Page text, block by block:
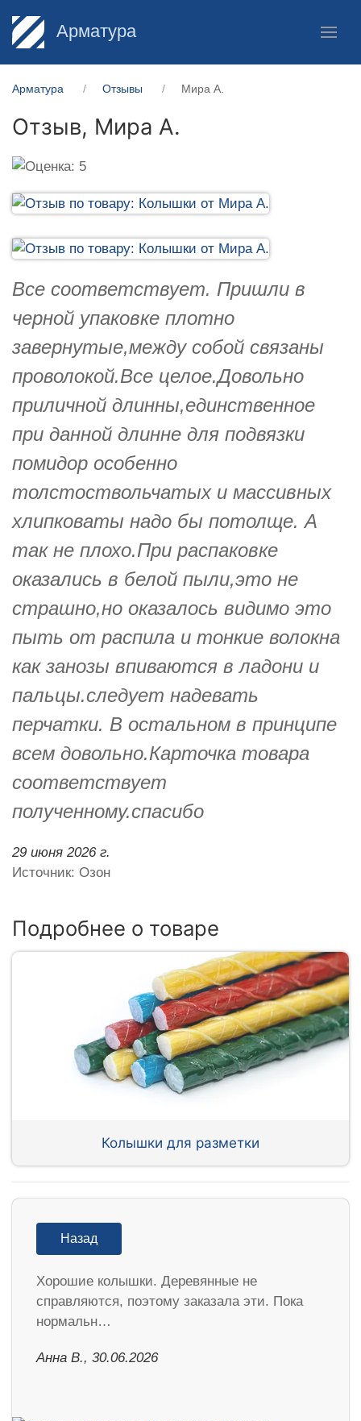
Арматура
Арматура Отзывы Мира А.
Отзыв, Мира А.
Все соответствует. Пришли в
черной упаковке плотно
завернутые,между собой связаны
проволокой.Все целое.Довольно
приличной длинны,единственное
при данной длинне для подвязки
помидор особенно
толстоствольчатых и массивных
хлипковаты надо бы потолще. А
так не плохо.При распаковке
оказались в белой пыли,это не
страшно,но оказалось видимо это
пыть от распила и тонкие волокна
как занозы впиваются в ладони и
пальцы.следует надевать
перчатки. В остальном в принципе
всем довольно.Карточка товара
соответствует
полученному.спасибо
29 июня 2026 г.
Источник: Озон
Подробнее о товаре
Колышки для разметки
Назад
Хорошие колышки. Деревянные не
справляются, поэтому заказала эти. Пока
нормальн…
Анна В., 30.06.2026